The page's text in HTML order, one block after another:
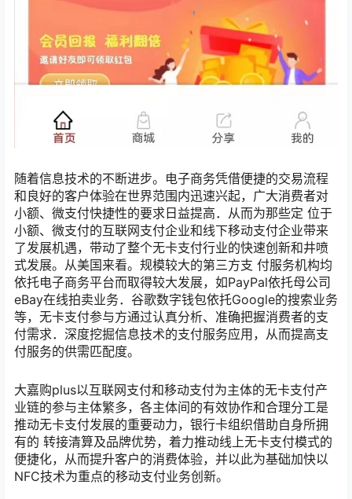
随着信息技术的不断进步。电子商务凭借便捷的交易流程
和良好的客户体验在世界范围内迅速兴起，广大消费者对
小额、微支付快捷性的要求日益提高．从而为那些定 位于
小额、微支付的互联网支付企业和线下移动支付企业带来
了发展机遇，带动了整个无卡支付行业的快速创新和井喷
式发展。从美国来看。规模较大的第三方支 付服务机构均
依托电子商务平台而取得较大发展，如PayPal依托母公司
eBay在线拍卖业务．谷歌数字钱包依托Google的搜索业务
等，无卡支付参与方通过认真分析、准确把握消费者的支
付需求．深度挖掘信息技术的支付服务应用，从而提高支
付服务的供需匹配度。
大嘉购plus以互联网支付和移动支付为主体的无卡支付产
业链的参与主体繁多，各主体间的有效协作和合理分工是
推动无卡支付发展的重要动力，银行卡组织借助自身所拥
有的 转接清算及品牌优势，着力推动线上无卡支付模式的
便捷化，从而提升客户的消费体验，并以此为基础加快以
NFC技术为重点的移动支付业务创新。